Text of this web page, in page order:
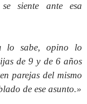
siente ante esa
lo sabe, opino lo
de 9 y de 6 años
parejas del mismo
de ese asunto.»